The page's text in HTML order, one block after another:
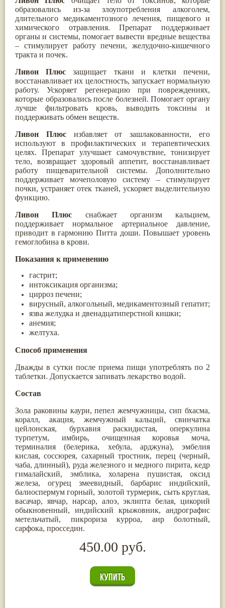
образовались из-за злоупотребления алкоголем,
длительного медикаментозного лечения, пищевого и
химического отравления. Препарат поддерживает
органы и системы, помогает вывести вредные вещества
– стимулирует работу печени, желудочно-кишечного
тракта и почек.
Ливон Плюс защищает ткани и клетки печени,
восстанавливает их целостность, запускает нормальную
работу. Ускоряет регенерацию при повреждениях,
которые образовались после болезней. Помогает органу
лучше фильтровать кровь, выводить токсины и
поддерживать обмен веществ.
Ливон Плюсизбавляет от зашлакованности, его
используют в профилактических и терапевтических
целях. Препарат улучшает самочувствие, тонизирует
тело, возвращает здоровый аппетит, восстанавливает
работу пищеварительной системы. Дополнительно
поддерживает мочеполовую систему – стимулирует
почки, устраняет отек тканей, ускоряет выделительную
функцию.
Ливон Плюс снабжает организм кальцием,
поддерживает нормальное артериальное давление,
приводит в гармонию Питта доши. Повышает уровень
гемоглобина в крови.
Показания к применению
гастрит;
интоксикация организма;
цирроз печени;
вирусный, алкогольный, медикаментозный гепатит;
язва желудка и двенадцатиперстной кишки;
анемия;
желтуха.
Способ применения
Дважды в сутки после приема пищи употреблять по 2
таблетки. Допускается запивать лекарство водой.
Состав
Зола раковины каури, пепел жемчужницы, сип бхасма,
коралл, акация, жемчужный кальций, свинчатка
цейлонская, бурхавия раскидистая, оперкулина
турпетум, имбирь, очищенная коровья моча,
терминалия (белерика, хебула, арджуна), эмбелия
кислая, соссюрея, сахарный тростник, перец (черный,
чаба, длинный), руда железного и медного пирита, кедр
гималайский, эмблика, холарена пушистая, оксид
железа, огурец змеевидный, барбарис индийский,
балиоспермум горный, золотой турмерик, сыть круглая,
васачар, явчар, нарсар, алоэ, эклипта белая, цикорий
обыкновенный, индийский крыжовник, андрографис
метельчатый, пикрориза курроа, аир болотный,
сарфока, просседин.
450.00 руб.
Ипомея
Коричник цейлонский
Сверция
(12)
Каменная соль(11)
Коровье молоко(11)
Мукуна жгучая(11)
Ним(11)
Патала
(11)
Перец чаба(11)
Турпет
(11)
Алойное дерево(10)
Асафетида(10)
Пармелия(10)
Тмин обыкновенный(10)
Ашока(9)
Вишня гималайская(9)
Данти(9)
Птерокарпус мешковидный(9)
Юстиция сосудистая/Васака(9)
Жасмин(8)
Каранджа(8)
Кутаки(8)
Пушкара(8)
more...